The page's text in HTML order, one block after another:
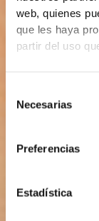
web, quienes
que les haya
partir del uso
Necesarias
Preferencias
Estadística